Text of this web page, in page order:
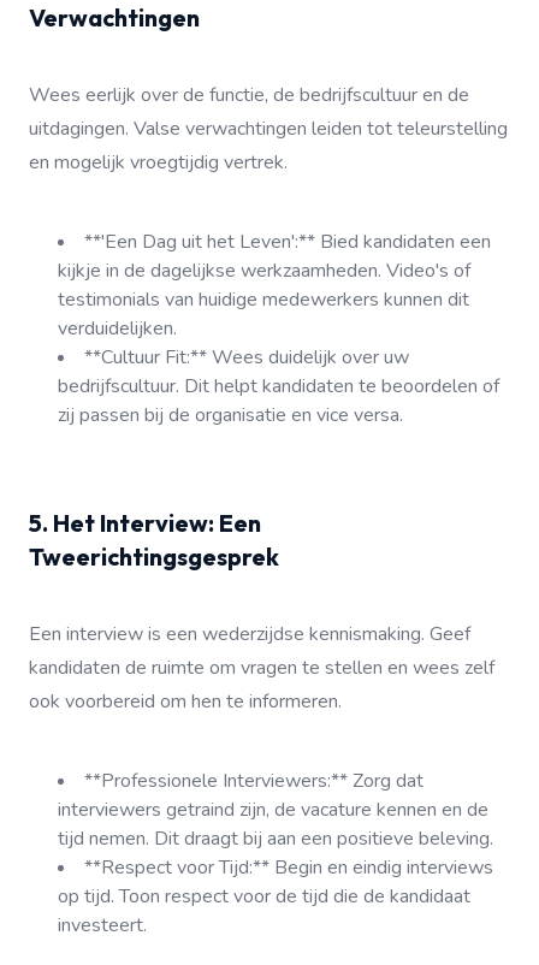
Verwachtingen
Wees eerlijk over de functie, de bedrijfscultuur en de
uitdagingen. Valse verwachtingen leiden tot teleurstelling
en mogelijk vroegtijdig vertrek.
**'Een Dag uit het Leven':** Bied kandidaten een
kijkje in de dagelijkse werkzaamheden. Video's of
testimonials van huidige medewerkers kunnen dit
verduidelijken.
**Cultuur Fit:** Wees duidelijk over uw
bedrijfscultuur. Dit helpt kandidaten te beoordelen of
zij passen bij de organisatie en vice versa.
5. Het Interview: Een
Tweerichtingsgesprek
Een interview is een wederzijdse kennismaking. Geef
kandidaten de ruimte om vragen te stellen en wees zelf
ook voorbereid om hen te informeren.
**Professionele Interviewers:** Zorg dat
interviewers getraind zijn, de vacature kennen en de
tijd nemen. Dit draagt bij aan een positieve beleving.
**Respect voor Tijd:** Begin en eindig interviews
op tijd. Toon respect voor de tijd die de kandidaat
investeert.